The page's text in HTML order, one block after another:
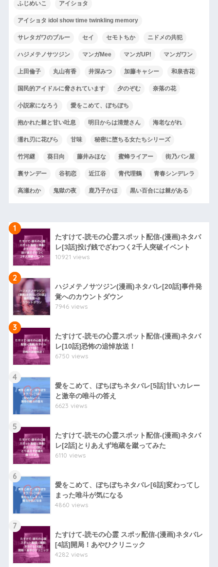
ふじめいこ アイショタ
アイショタ idol show time twinkling memory
サレタガワのブルー セイ セモトちか ニドメの共犯
ハジメテノサツジン マンガMee マンガUP! マンガワン
上田倫子 丸山有香 井深みつ 加藤キャシー 和泉杏花
国民的アイドルに脅されています 夕のぞむ 奈落の花
小説家になろう 愛をこめて、ぼちぼち
抱かれた棘と甘い吐息 明日からは清楚さん 海老ながれ
濡れ刃に花びら 甘味 秘密に堕ちる女たちシリーズ
竹河継 葵日向 藤井みほな 蜜蜂ライアー 街乃パン屋
裏サンデー 谷初恋 近江谷 青代理鶴 青春シンデレラ
高瀬わか 鬼獄の夜 鹿乃子かほ 黒い百合には棘がある
1
たすけて-読モの心霊スポット配信-(漫画)ネタバ
レ[3話]投げ銭でざわつく2千人突破イベント
10921 views
2
ハジメテノサツジン(漫画)ネタバレ[20話]事件発
覚へのカウントダウン
7946 views
3
たすけて-読モの心霊スポット配信-(漫画)ネタバ
レ[10話]恐怖の追悼放送！
6750 views
4
愛をこめて、ぼちぼちネタバレ[5話]甘いカレー
と激辛の唯斗の答え
6623 views
5
たすけて-読モの心霊スポット配信-(漫画)ネタバ
レ[2話]とりあえず地蔵を蹴ってみた
6110 views
6
愛をこめて、ぼちぼちネタバレ[6話]変わってし
まった唯斗が気になる
4860 views
7
たすけて-読モの心霊 スポッ配信-(漫画)ネタバレ
[4話]開局！あやひクリニック
4282 views